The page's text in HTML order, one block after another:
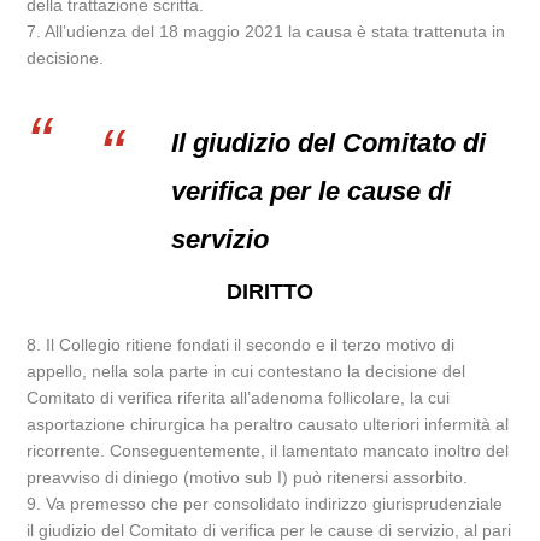
della trattazione scritta.
7. All’udienza del 18 maggio 2021 la causa è stata trattenuta in
decisione.
Il giudizio del Comitato di
verifica per le cause di
servizio
DIRITTO
8. Il Collegio ritiene fondati il secondo e il terzo motivo di
appello, nella sola parte in cui contestano la decisione del
Comitato di verifica riferita all’adenoma follicolare, la cui
asportazione chirurgica ha peraltro causato ulteriori infermità al
ricorrente. Conseguentemente, il lamentato mancato inoltro del
preavviso di diniego (motivo sub I) può ritenersi assorbito.
9. Va premesso che per consolidato indirizzo giurisprudenziale
il giudizio del Comitato di verifica per le cause di servizio, al pari